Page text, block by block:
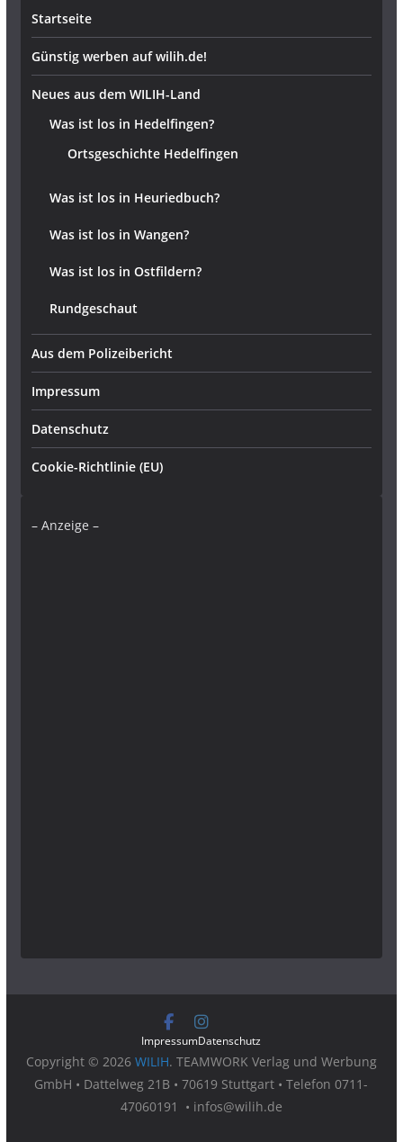
Startseite
Günstig werben auf wilih.de!
Neues aus dem WILIH-Land
Was ist los in Hedelfingen?
Ortsgeschichte Hedelfingen
Was ist los in Heuriedbuch?
Was ist los in Wangen?
Was ist los in Ostfildern?
Rundgeschaut
Aus dem Polizeibericht
Impressum
Datenschutz
Cookie-Richtlinie (EU)
– Anzeige –
ImpressumDatenschutz
Copyright © 2026 WILIH. TEAMWORK Verlag und Werbung
GmbH • Dattelweg 21B • 70619 Stuttgart • Telefon 0711-
47060191 • infos@wilih.de